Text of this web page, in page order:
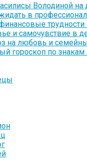
Володиной на
в
трудности
и самочувствие в
на любовь и
гороскоп по знакам